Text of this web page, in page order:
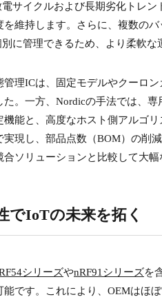
電サイクルおよび長期劣化トレ
を維持します。さらに、複数の
に管理できるため、より柔軟な
管理ICは、固定モデルやクーロ
。一方、Nordicの手法では、
機能と、高度なホスト側アルゴ
実現し、部品点数（BOM）の削
ソリューションと比較して大幅
でIoTの未来を拓く
シリーズやnRF91シリーズを
です。これにより、OEMはほ